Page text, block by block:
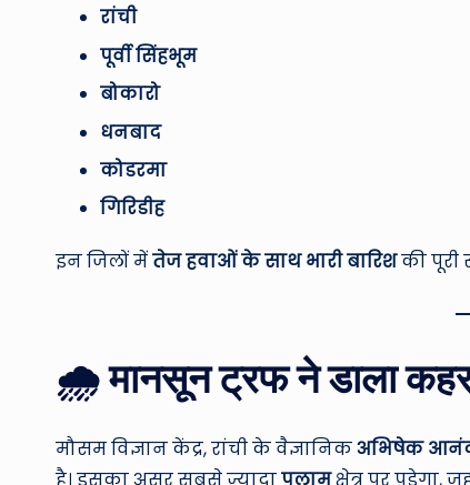
रांची
पूर्वी सिंहभूम
बोकारो
धनबाद
कोडरमा
गिरिडीह
इन जिलों मेंतेज हवाओं के साथ भारी बारिशकी पूरी
🌧️ मानसून ट्रफ ने डाला
मौसम विज्ञान केंद्र, रांची के वैज्ञानिकअभिषेक